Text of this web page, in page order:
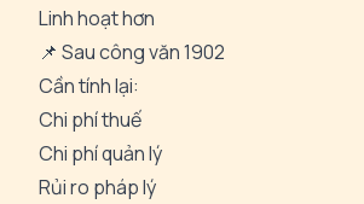
Linh hoạt hơn
📌 Sau công văn 1902
Cần tính lại:
Chi phí thuế
Chi phí quản lý
Rủi ro pháp lý